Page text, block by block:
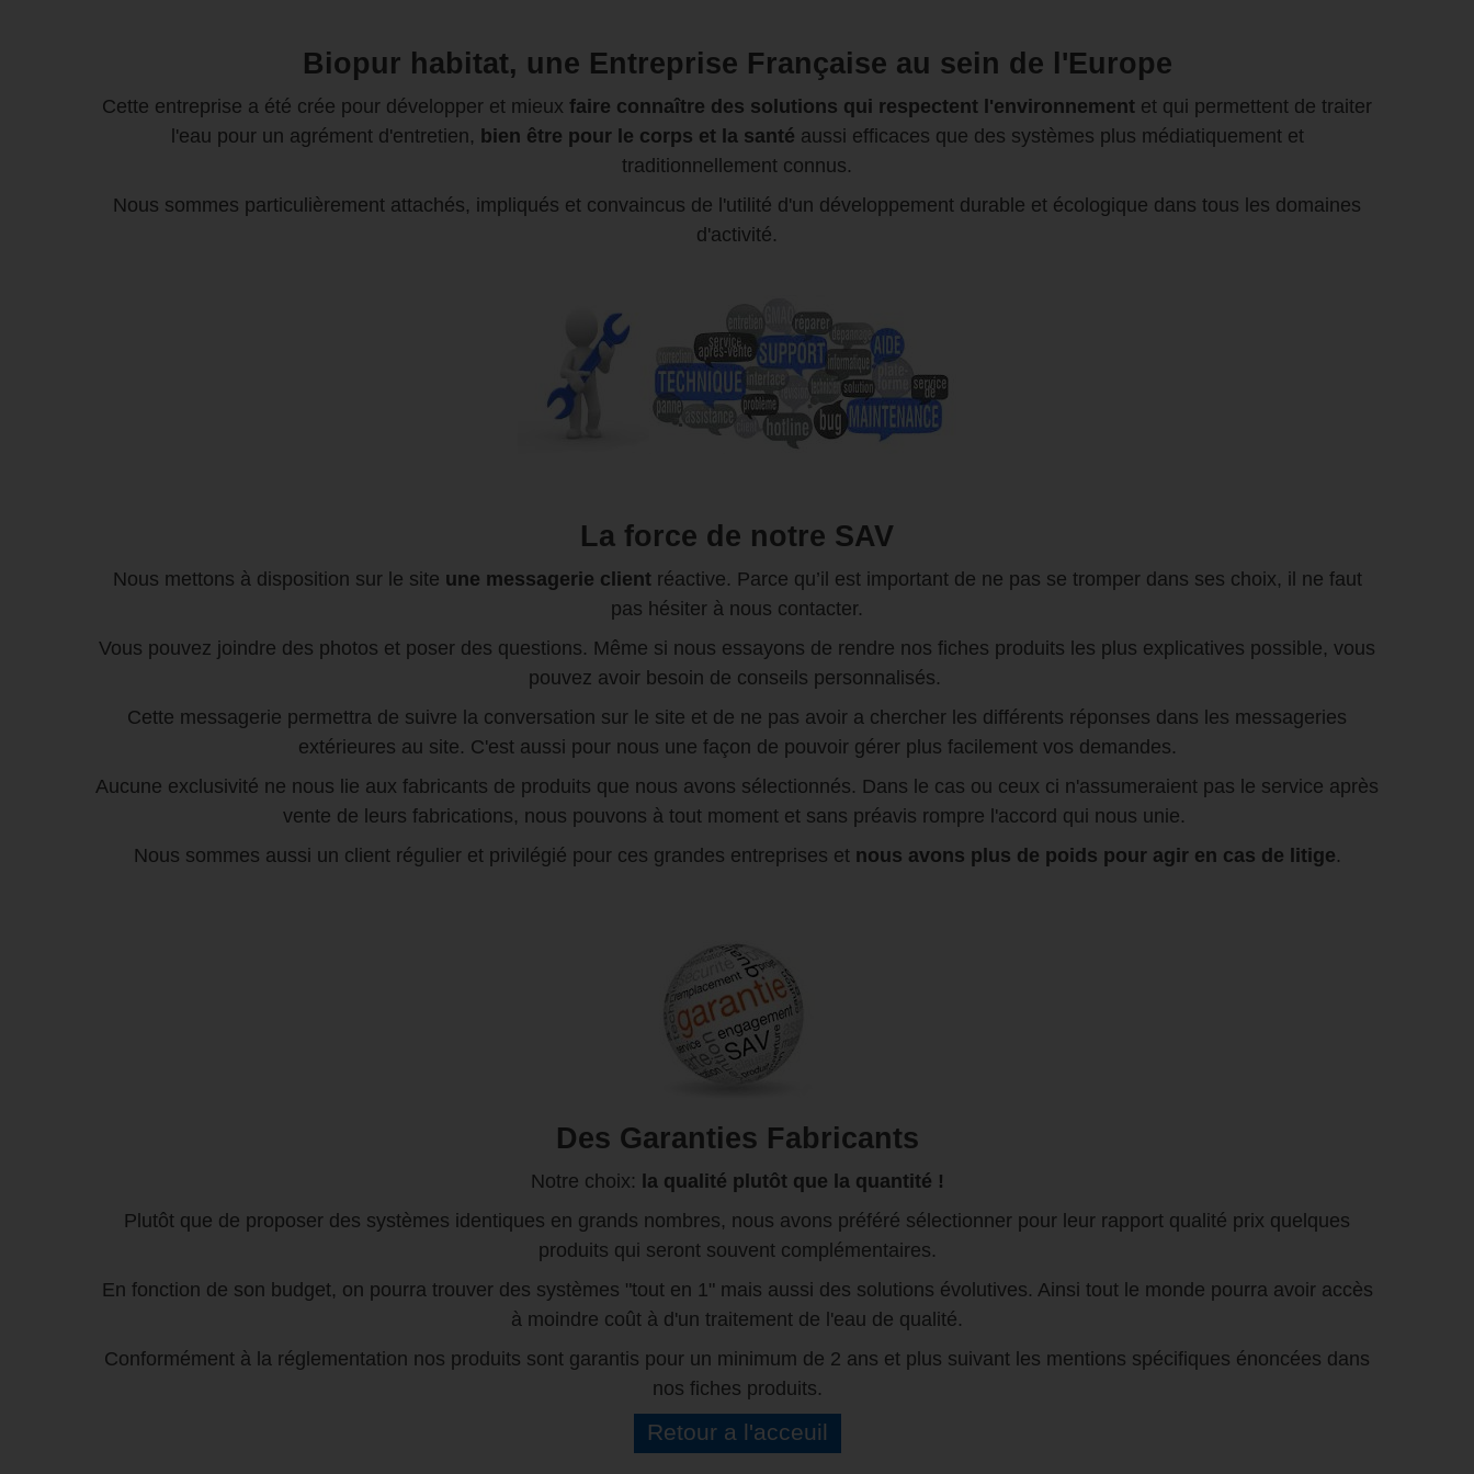
Biopur habitat, une Entreprise Française au sein de l'Europe
Cette entreprise a été crée pour développer et mieux faire connaître des solutions qui respectent l'environnement et qui permettent de traiter
l'eau pour un agrément d'entretien, bien être pour le corps et la santé aussi efficaces que des systèmes plus médiatiquement et
traditionnellement connus.
Nous sommes particulièrement attachés, impliqués et convaincus de l'utilité d'un développement durable et écologique dans tous les domaines
d'activité.
La force de notre SAV
Nous mettons à disposition sur le site une messagerie clientréactive. Parce qu’il est important de ne pas se tromper dans ses choix, il ne faut
pas hésiter à nous contacter.
Vous pouvez joindre des photos et poser des questions. Même si nous essayons de rendre nos fiches produits les plus explicatives possible, vous
pouvez avoir besoin de conseils personnalisés.
Cette messagerie permettra de suivre la conversation sur le site et de ne pas avoir a chercher les différents réponses dans les messageries
extérieures au site. C'est aussi pour nous une façon de pouvoir gérer plus facilement vos demandes.
Aucune exclusivité ne nous lie aux fabricants de produits que nous avons sélectionnés. Dans le cas ou ceux ci n'assumeraient pas le service après
vente de leurs fabrications, nous pouvons à tout moment et sans préavis rompre l'accord qui nous unie.
Nous sommes aussi un client régulier et privilégié pour ces grandes entreprises et nous avons plus de poids pour agir en cas de litige.
Des Garanties Fabricants
Notre choix:
la qualité plutôt que la quantité !
Plutôt que de proposer des systèmes identiques en grands nombres, nous avons préféré sélectionner pour leur rapport qualité prix quelques
produits qui seront souvent complémentaires.
En fonction de son budget, on pourra trouver des systèmes "tout en 1" mais aussi des solutions évolutives. Ainsi tout le monde pourra avoir accès
à moindre coût à d'un traitement de l'eau de qualité.
Conformément à la réglementation nos produits sont garantis pour un minimum de 2 ans et plus suivant les mentions spécifiques énoncées dans
nos fiches produits.
Retour a l'acceuil